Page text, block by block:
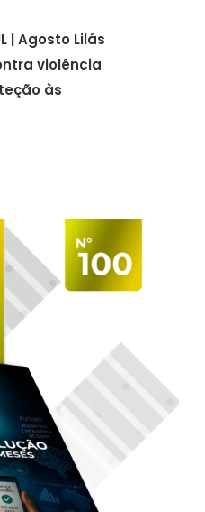
| Agosto Lilás
violência
às